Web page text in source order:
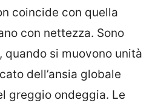
coincide con quella
con nettezza. Sono
quando si muovono unità
dell’ansia globale
greggio ondeggia. Le